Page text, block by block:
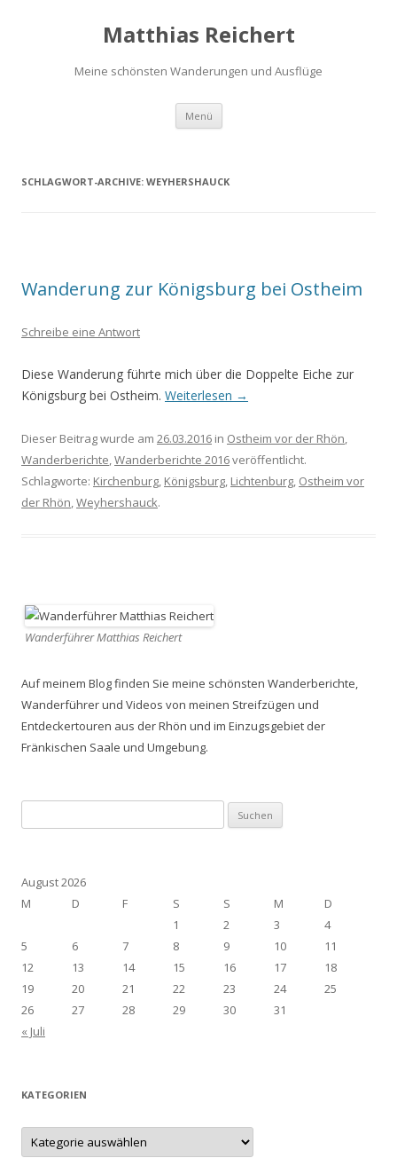
Matthias Reichert
Meine schönsten Wanderungen und Ausflüge
Menü Zum
springen
SCHLAGWORT-ARCHIVE: WEYHERSHAUCK
Wanderung zur Königsburg bei Ostheim
Schreibe eine Antwort
Diese Wanderung führte mich über die Doppelte Eiche zur
Königsburg bei Ostheim. Weiterlesen →
Dieser Beitrag wurde am 26.03.2016 in Ostheim vor der Rhön,
Wanderberichte,Wanderberichte 2016veröffentlicht.
Schlagworte: Kirchenburg, Königsburg, Lichtenburg, Ostheim vor
der Rhön,Weyhershauck.
Wanderführer Matthias Reichert
Auf meinem Blog finden Sie meine schönsten Wanderberichte,
Wanderführer und Videos von meinen Streifzügen und
Entdeckertouren aus der Rhön und im Einzugsgebiet der
Fränkischen Saale und Umgebung.
nach:
August 2026
M
D F S S M
D
1
2 3
4
5
6 7 8 9 10
11
12
13 14 15 16 17
18
19
20 21 22 23 24
25
26
27 28 29 30
31
« Juli
KATEGORIEN
Kategorien